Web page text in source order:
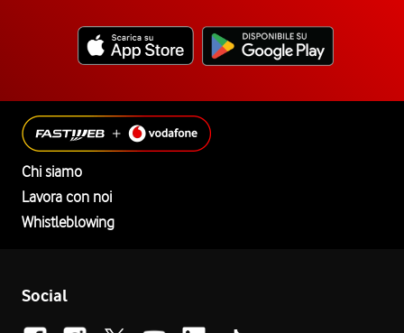
Chi siamo
Lavora con noi
Whistleblowing
Social